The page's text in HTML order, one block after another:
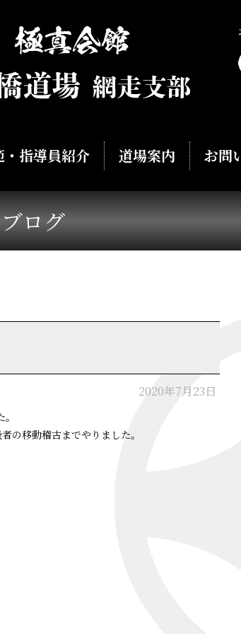
・指導員紹介 道場案内 お問
ブログ
2020年7月23日
の移動稽古までやりました。